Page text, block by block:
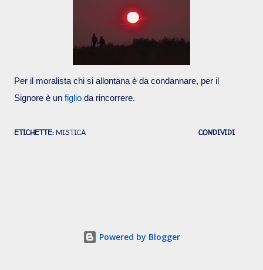
Per il moralista chi si allontana è da condannare, per il
Signore è un figlio da rincorrere.
ETICHETTE: MISTICA CONDIVIDI
Powered by Blogger